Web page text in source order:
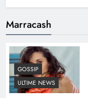
Marracash
GOSSIP
ULTIME NEWS